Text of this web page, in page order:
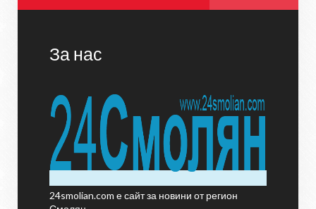
За нас
24smolian.com е сайт за новини от регион